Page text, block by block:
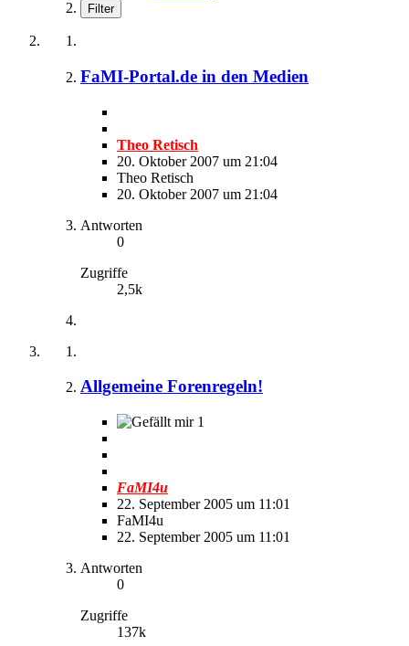
Filter
FaMI-Portal.de in den Medien
Theo Retisch
20. Oktober 2007 um 21:04
Theo Retisch
20. Oktober 2007 um 21:04
Antworten
0
Zugriffe
2,5k
Allgemeine Forenregeln!
1
FaMI4u
22. September 2005 um 11:01
FaMI4u
22. September 2005 um 11:01
Antworten
0
Zugriffe
137k